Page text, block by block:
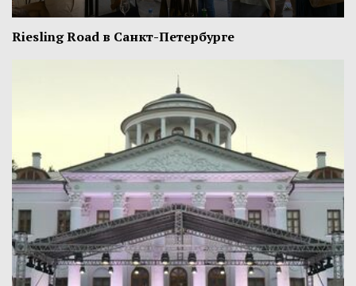
Riesling Road в Санкт-Петербурге